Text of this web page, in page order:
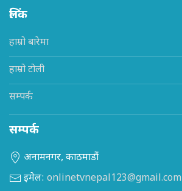
लिंक
हाम्रो बारेमा
हाम्रो टोली
सम्पर्क
सम्पर्क
अनामनगर, काठमाडौं
इमेल: onlinetvnepal123@gmail.com